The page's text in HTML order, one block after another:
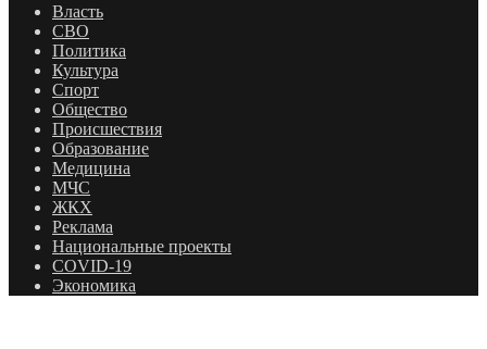
Власть
СВО
Политика
Культура
Спорт
Общество
Происшествия
Образование
Медицина
МЧС
ЖКХ
Реклама
Национальные проекты
COVID-19
Экономика